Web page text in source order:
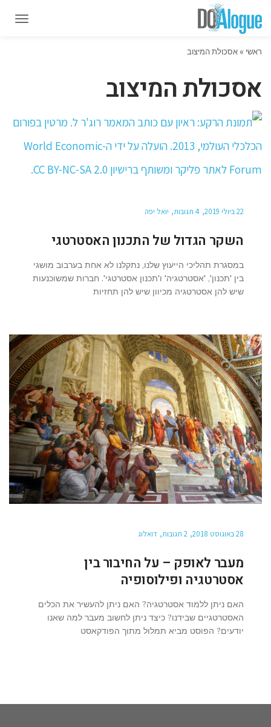
ראשי »אסכולת המיצוב
אסכולת המיצוב
22 ביולי 2019 4 תגובות יואל יפה
השקר הגדול של התכנון האסטרטגי
במסגרת תהליכי הייעוץ שלנו, נתקלנו לא אחת בערבוב מושגי
בין 'תכנון', 'אסטרטגיה' ו'תכנון אסטרטגי'. חברות שמשוכנעות
שיש להן אסטרטגיה מכיוון שיש להן תחזיות
28 באוגוסט 2018 2 תגובות דואלוג
מעבר לאופק – על החיבור בין
אסטרטגיה ופילוסופיה
האם ניתן ללמוד אסטרטגיה? האם ניתן להעשיר את הכלים
האסטרטגיים שבידנו? כיצד ניתן לחשוב מעבר למה שאנו
יודעים? הפוסט מביא תמלול מתוך הפודקאסט